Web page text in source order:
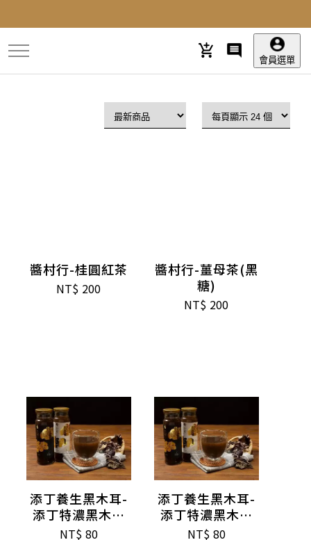
到
主
要
內
會員選單
醬村行-桂圓紅茶
NT$ 200
醬村行-薑母茶(黑
糖)
NT$ 200
添丁養生黑木耳-
添丁特濃黑木耳
露270ml(微糖)
NT$ 80
添丁養生黑木耳-
添丁特濃黑木耳
露270ml(無糖)
NT$ 80